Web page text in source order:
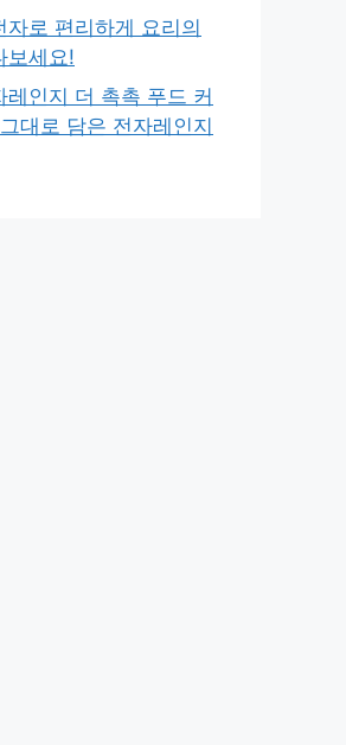
자로 편리하게 요리의
보세요!
레인지 더 촉촉 푸드 커
대로 담은 전자레인지